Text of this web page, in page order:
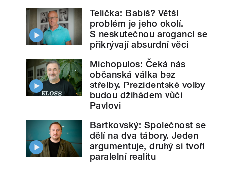
Telička: Babiš? Větší
problém je jeho okolí.
S neskutečnou arogancí se
přikrývají absurdní věci
Michopulos: Čeká nás
občanská válka bez
střelby. Prezidentské volby
budou džihádem vůči
Pavlovi
Bartkovský: Společnost se
dělí na dva tábory. Jeden
argumentuje, druhý si tvoří
paralelní realitu